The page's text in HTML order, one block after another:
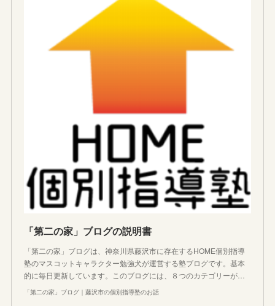
「第二の家」ブログの説明書
「第二の家」ブログは、神奈川県藤沢市に存在するHOME個別指導
塾のマスコットキャラクター勉強犬が運営する塾ブログです。基本
的に毎日更新しています。このブログには、８つのカテゴリーが…
「第二の家」ブログ｜藤沢市の個別指導塾のお話